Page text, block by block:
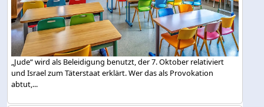
„Jude“ wird als Beleidigung benutzt, der 7. Oktober relativiert
und Israel zum Täterstaat erklärt. Wer das als Provokation
abtut,...